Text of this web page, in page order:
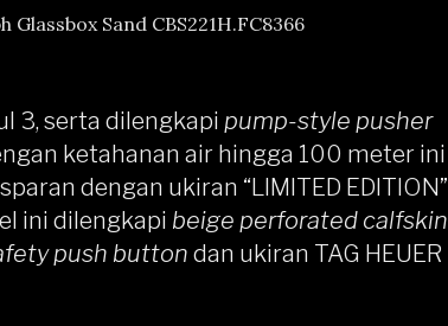
Sand CBS221H.FC8366
3, serta dilengkapi pump-style pusher
ketahanan air hingga 100 meter ini
dengan ukiran “LIMITED EDITION”
ini dilengkapi beige perforated calfskin
push button dan ukiran TAG HEUER